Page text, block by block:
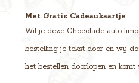
Met Gratis Cadeaukaartje
Wil je deze Chocolade auto
bestelling je tekst door en wij
het bestellen doorlopen en